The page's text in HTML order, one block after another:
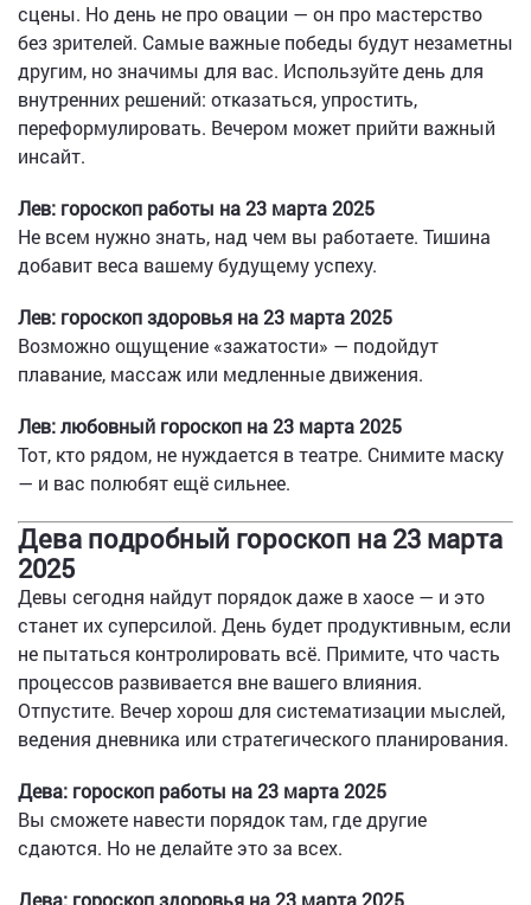
сцены. Но день не про овации — он про мастерство
без зрителей. Самые важные победы будут незаметны
другим, но значимы для вас. Используйте день для
внутренних решений: отказаться, упростить,
переформулировать. Вечером может прийти важный
инсайт.
Лев: гороскоп работы на 23 марта 2025
Не всем нужно знать, над чем вы работаете. Тишина
добавит веса вашему будущему успеху.
Лев: гороскоп здоровья на 23 марта 2025
Возможно ощущение «зажатости» — подойдут
плавание, массаж или медленные движения.
Лев: любовный гороскоп на 23 марта 2025
Тот, кто рядом, не нуждается в театре. Снимите маску
— и вас полюбят ещё сильнее.
Дева подробный гороскоп на 23 марта
2025
Девы сегодня найдут порядок даже в хаосе — и это
станет их суперсилой. День будет продуктивным, если
не пытаться контролировать всё. Примите, что часть
процессов развивается вне вашего влияния.
Отпустите. Вечер хорош для систематизации мыслей,
ведения дневника или стратегического планирования.
Дева: гороскоп работы на 23 марта 2025
Вы сможете навести порядок там, где другие
сдаются. Но не делайте это за всех.